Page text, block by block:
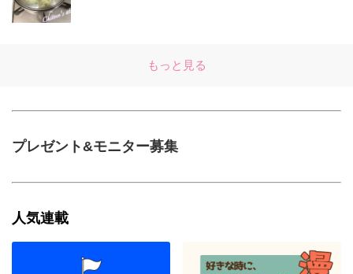
もっと見る
プレゼント&モニター募集
人気連載